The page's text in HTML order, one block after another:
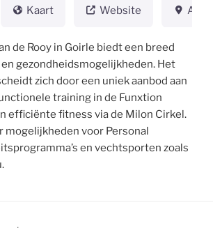
Kaart Website
de Rooy in Goirle biedt een breed
gezondheidsmogelijkheden. Het
zich door een uniek aanbod aan
training in de Funxtion
efficiënte fitness via de Milon Cirkel.
mogelijkheden voor Personal
en vechtsporten zoals